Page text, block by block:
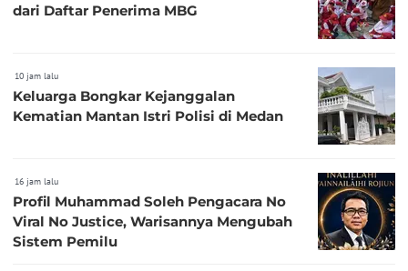
dari Daftar Penerima MBG
10 jam lalu
Keluarga Bongkar Kejanggalan
Kematian Mantan Istri Polisi di Medan
16 jam lalu
Profil Muhammad Soleh Pengacara No
Viral No Justice, Warisannya Mengubah
Sistem Pemilu